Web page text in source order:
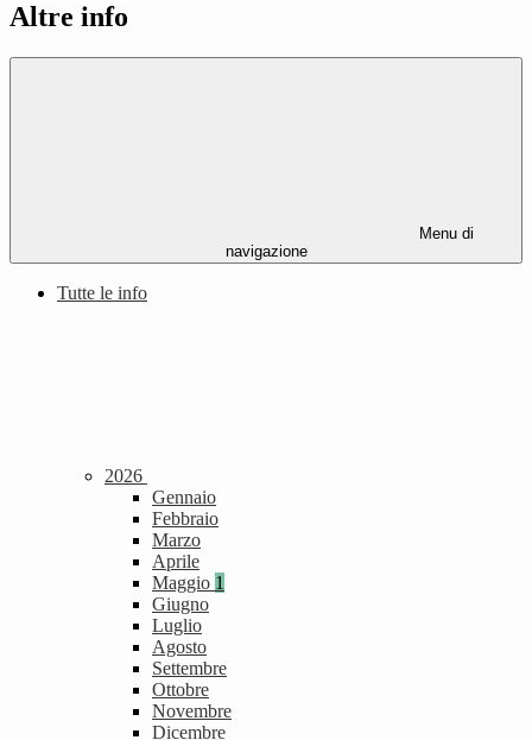
Altre info
Menu di
navigazione
Tutte le info
2026
Gennaio
Febbraio
Marzo
Aprile
Maggio 1
Giugno
Luglio
Agosto
Settembre
Ottobre
Novembre
Dicembre